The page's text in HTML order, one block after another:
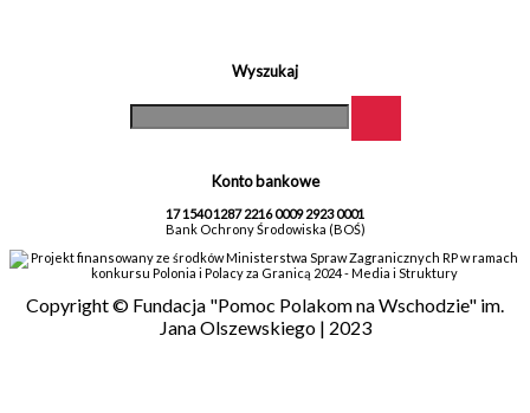
Wyszukaj
Konto bankowe
17 1540 1287 2216 0009 2923 0001
Bank Ochrony Środowiska (BOŚ)
Projekt finansowany ze środków Ministerstwa Spraw Zagranicznych RP w ramach
konkursu Polonia i Polacy za Granicą 2024 - Media i Struktury
Copyright © Fundacja "Pomoc Polakom na Wschodzie" im.
Jana Olszewskiego | 2023